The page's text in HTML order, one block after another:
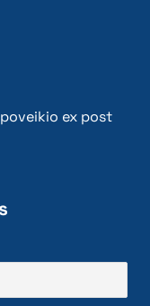
ex post